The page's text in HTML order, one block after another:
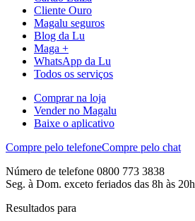
Cliente Ouro
Magalu seguros
Blog da Lu
Maga +
WhatsApp da Lu
Todos os serviços
Comprar na loja
Vender no Magalu
Baixe o aplicativo
Compre pelo telefoneCompre pelo chat
Número de telefone 0800 773 3838
Seg. à Dom. exceto feriados das 8h às 20h
Resultados para